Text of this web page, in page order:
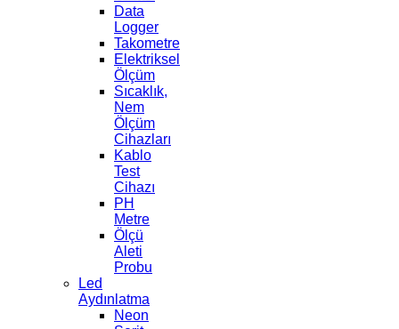
Data
Logger
Takometre
Elektriksel
Ölçüm
Sıcaklık,
Nem
Ölçüm
Cihazları
Kablo
Test
Cihazı
PH
Metre
Ölçü
Aleti
Probu
Led
Aydınlatma
Neon